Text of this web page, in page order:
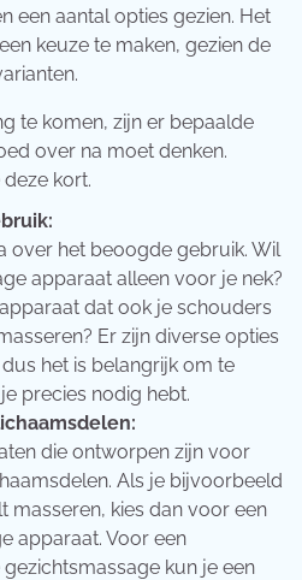
een aantal opties gezien. Het
keuze te maken, gezien de
te komen, zijn er bepaalde
over na moet denken.
kort.
over het beoogde gebruik. Wil
apparaat alleen voor je nek?
dat ook je schouders
Er zijn diverse opties
het is belangrijk om te
precies nodig hebt.
die ontworpen zijn voor
Als je bijvoorbeeld
masseren, kies dan voor een
apparaat. Voor een
kun je een